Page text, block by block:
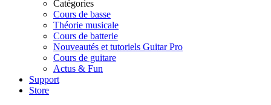
Catégories
Cours de basse
Théorie musicale
Cours de batterie
Nouveautés et tutoriels Guitar Pro
Cours de guitare
Actus & Fun
Support
Store